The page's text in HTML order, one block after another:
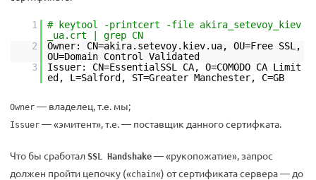
1
# keytool -printcert -file akira_setevoy_kiev
_ua.crt | grep CN
2
Owner: CN=akira.setevoy.kiev.ua, OU=Free SSL,
OU=Domain Control Validated
3
Issuer: CN=EssentialSSL CA, O=COMODO CA Limit
ed, L=Salford, ST=Greater Manchester, C=GB
Owner — владелец, т.е. мы;
Issuer — «эмитент», т.е. — поставщик данного сертифката.
Что бы сработал SSL Handshake — «рукопожатие», запрос
должен пройти цепочку («chain«) от сертификата сервера — до